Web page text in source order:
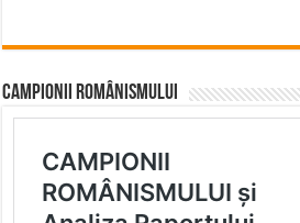
CAMPIONII ROMÂNISMULUI